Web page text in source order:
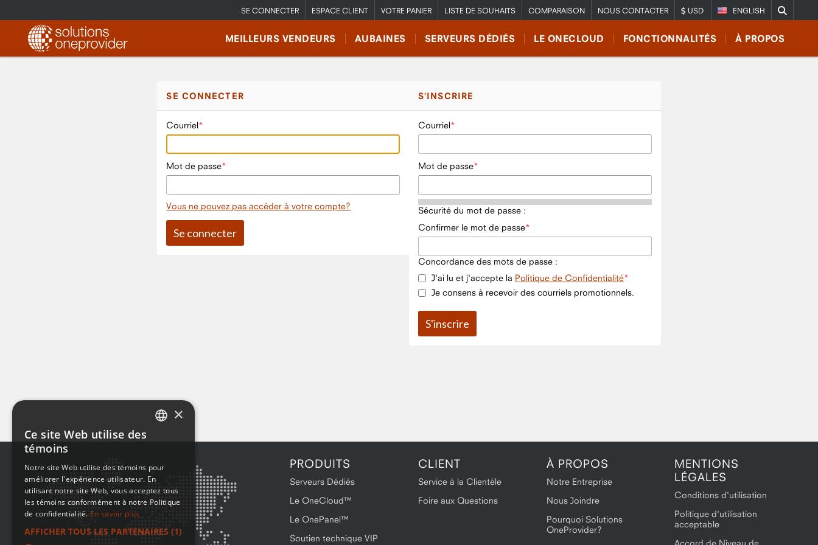
ENGLISH
SE CONNECTER ESPACE CLIENT VOTRE PANIER LISTE DE SOUHAITS COMPARAISON NOUS CONTACTER USD
MEILLEURS VENDEURS AUBAINES SERVEURS DÉDIÉS LE ONECLOUD FONCTIONNALITÉS À PROPOS
SE CONNECTER
Courriel
Mot de passe
Vous ne pouvez pas accéder à votre compte?
S'INSCRIRE
Courriel
Mot de passe
Sécurité du mot de passe :
Confirmer le mot de passe
Concordance des mots de passe :
J'ai lu et j'accepte la Politique de Confidentialité
Je consens à recevoir des courriels promotionnels.
PRODUITS
Serveurs Dédiés
Le OneCloud™
Le OnePanel™
Soutien technique VIP
CLIENT
Service à la Clientèle
Foire aux Questions
À PROPOS
Notre Entreprise
Nous Joindre
Pourquoi Solutions
OneProvider?
MENTIONS
LÉGALES
Conditions d'utilisation
Politique d'utilisation
acceptable
Accord de Niveau de
×
Ce site Web utilise des
témoins
Notre site Web utilise des témoins pour
améliorer l'expérience utilisateur. En
utilisant notre site Web, vous acceptez tous
les témoins conformément à notre Politique
de confidentialité. En savoir plus
AFFICHER TOUS LES PARTENAIRES (1)